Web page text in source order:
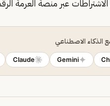
عبر منصة العرمة
الذكاء الاصطناعي
Gemini
Claude